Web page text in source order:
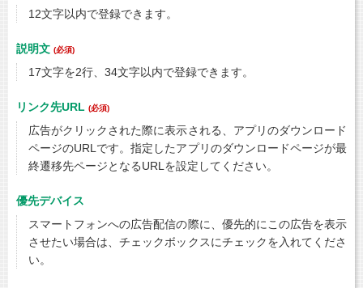
12文字以内で登録できます。
説明文 (必須)
17文字を2行、34文字以内で登録できます。
リンク先URL (必須)
広告がクリックされた際に表示される、アプリのダウンロード
ページのURLです。指定したアプリのダウンロードページが最
終遷移先ページとなるURLを設定してください。
優先デバイス
スマートフォンへの広告配信の際に、優先的にこの広告を表示
させたい場合は、チェックボックスにチェックを入れてくださ
い。